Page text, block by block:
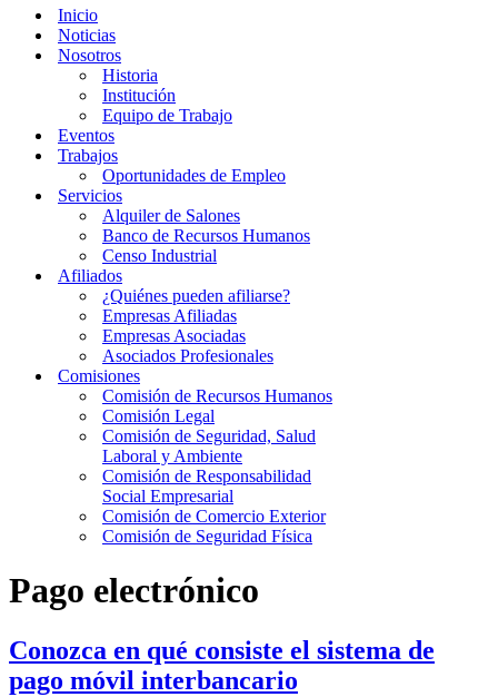
Inicio
Noticias
Nosotros
Historia
Institución
Equipo de Trabajo
Eventos
Trabajos
Oportunidades de Empleo
Servicios
Alquiler de Salones
Banco de Recursos Humanos
Censo Industrial
Afiliados
¿Quiénes pueden afiliarse?
Empresas Afiliadas
Empresas Asociadas
Asociados Profesionales
Comisiones
Comisión de Recursos Humanos
Comisión Legal
Comisión de Seguridad, Salud
Laboral y Ambiente
Comisión de Responsabilidad
Social Empresarial
Comisión de Comercio Exterior
Comisión de Seguridad Física
Pago electrónico
Conozca en qué consiste el sistema de
pago móvil interbancario